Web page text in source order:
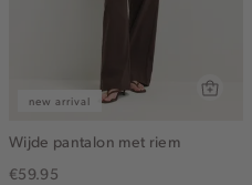
new arrival
Wijde pantalon met riem
€59.95